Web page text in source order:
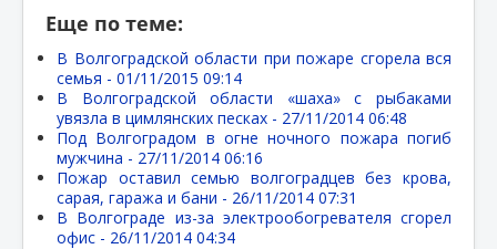
Еще по теме:
В Волгоградской области при пожаре сгорела вся
семья - 01/11/2015 09:14
В Волгоградской области «шаха» с рыбаками
увязла в цимлянских песках - 27/11/2014 06:48
Под Волгоградом в огне ночного пожара погиб
мужчина - 27/11/2014 06:16
Пожар оставил семью волгоградцев без крова,
сарая, гаража и бани - 26/11/2014 07:31
В Волгограде из-за электрообогревателя сгорел
офис - 26/11/2014 04:34